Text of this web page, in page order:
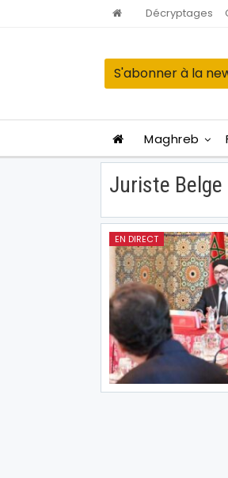
Décryptages
S'abonner à la
Maghreb
Juriste Belge
EN DIRECT